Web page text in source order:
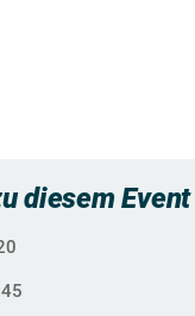
diesem Event